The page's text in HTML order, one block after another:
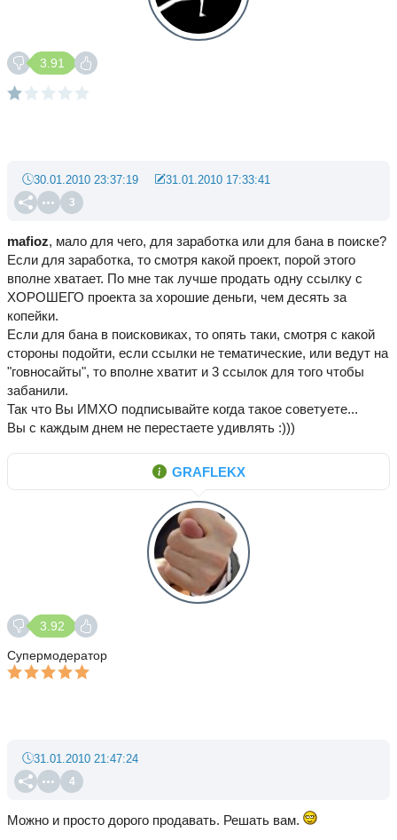
3.91
3
30.01.2010 23:37:19 31.01.2010 17:33:41
mafioz, мало для чего, для заработка или для бана в поиске?
Если для заработка, то смотря какой проект, порой этого
вполне хватает. По мне так лучше продать одну ссылку с
ХОРОШЕГО проекта за хорошие деньги, чем десять за
копейки.
Если для бана в поисковиках, то опять таки, смотря с какой
стороны подойти, если ссылки не тематические, или ведут на
"говносайты", то вполне хватит и 3 ссылок для того чтобы
забанили.
Так что Вы ИМХО подписывайте когда такое советуете...
Вы с каждым днем не перестаете удивлять :)))
GRAFLEKX
3.92
Супермодератор
4
31.01.2010 21:47:24
Можно и просто дорого продавать. Решать вам.